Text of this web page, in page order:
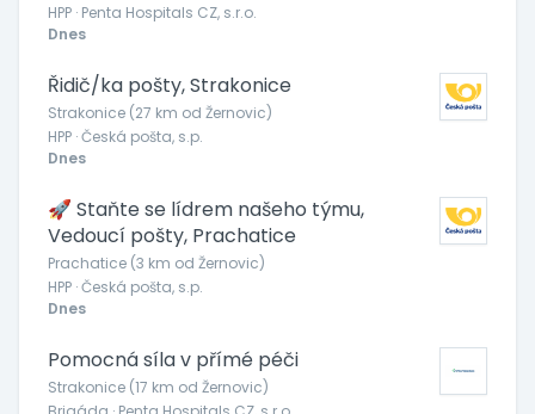
HPP · Penta Hospitals CZ, s.r.o.
Dnes
Řidič/ka pošty, Strakonice
Strakonice (27 km od Žernovic)
HPP · Česká pošta, s.p.
Dnes
🚀 Staňte se lídrem našeho týmu,
Vedoucí pošty, Prachatice
Prachatice (3 km od Žernovic)
HPP · Česká pošta, s.p.
Dnes
Pomocná síla v přímé péči
Strakonice (17 km od Žernovic)